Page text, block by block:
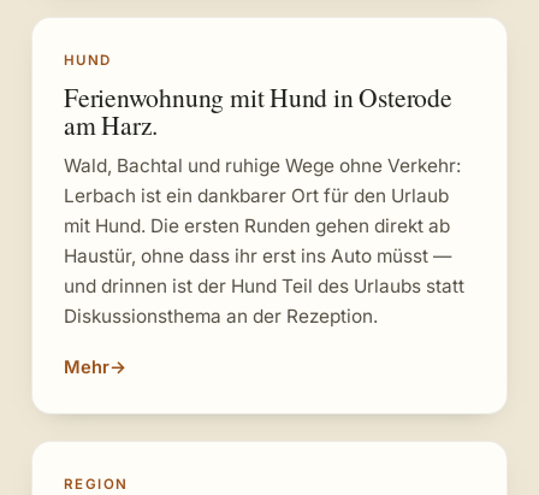
HUND
Ferienwohnung mit Hund in Osterode
am Harz.
Wald, Bachtal und ruhige Wege ohne Verkehr:
Lerbach ist ein dankbarer Ort für den Urlaub
mit Hund. Die ersten Runden gehen direkt ab
Haustür, ohne dass ihr erst ins Auto müsst —
und drinnen ist der Hund Teil des Urlaubs statt
Diskussionsthema an der Rezeption.
Mehr→
REGION